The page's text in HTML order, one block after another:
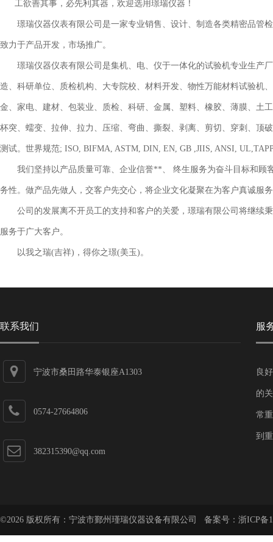
工欲善其事，必先利其器，欢迎选用璟瑞仪器！
璟瑞仪器仪表有限公司是一家专业销售、设计、制造各类精密品管检
致力于产品开发，市场推广。
璟瑞仪器仪表有限公司是集机、电、仪于一体化的试验机专业生产厂
造、科研单位、质检机构、大专院校、材料开发、物性万能材料试验机
金、家电、建材、包装业、质检、科研、金属、塑料、橡胶、薄膜、土
杯突、蠕变、拉伸、拉力、压缩、弯曲、撕裂、剥离、剪切、穿刺、顶
测试。世界规范; ISO, BIFMA, ASTM, DIN, EN, GB ,JIIS, ANSI,
我们坚持以产品质量可靠、企业信誉**、 终生服务为奋斗目标和顾
务性。做产品先做人，交客户先交心，将企业文化凝聚在为客户真诚服
公司的发展离不开员工的支持和客户的关爱，璟瑞有限公司将继续秉
服务于广大客户。
以我之瑞(吉祥)，得你之璟(美玉)。
联系我们
宁波市桑田路华泰银座A1303
0574-27664806
382315390@qq.com
服
良
的
常
到
©2026 版权所有：宁波市鄞州瑾瑞仪器设备有限公司 备案号： 浙ICP备